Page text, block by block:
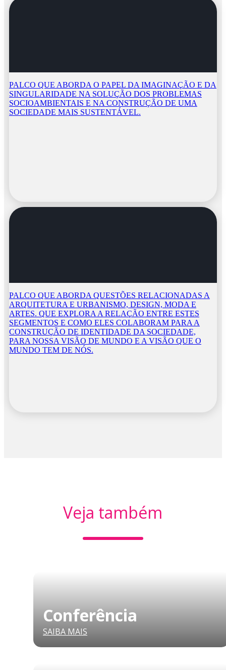
PALCO QUE ABORDA O PAPEL DA IMAGINAÇÃO E DA
SINGULARIDADE NA SOLUÇÃO DOS PROBLEMAS
SOCIOAMBIENTAIS E NA CONSTRUÇÃO DE UMA
SOCIEDADE MAIS SUSTENTÁVEL.
PALCO QUE ABORDA QUESTÕES RELACIONADAS A
ARQUITETURA E URBANISMO, DESIGN, MODA E
ARTES. QUE EXPLORA A RELAÇÃO ENTRE ESTES
SEGMENTOS E COMO ELES COLABORAM PARA A
CONSTRUÇÃO DE IDENTIDADE DA SOCIEDADE,
PARA NOSSA VISÃO DE MUNDO E A VISÃO QUE O
MUNDO TEM DE NÓS.
Veja também
Conferência
SAIBA MAIS